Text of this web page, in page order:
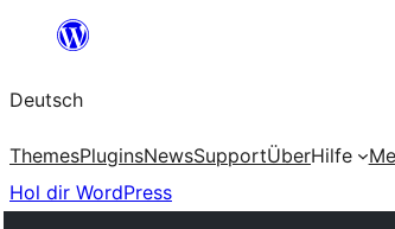
springen
Deutsch
ThemesPluginsNewsSupportÜberHilfe
Hol dir WordPress